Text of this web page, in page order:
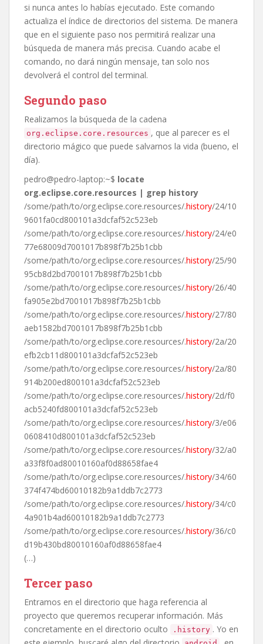
si nunca antes lo habías ejecutado. Este comando
actualiza el índice de directorios del sistema. De manera
que en el siguiente paso nos permitirá realizar una
búsqueda de manera más precisa. Cuando acabe el
comando, no dará ningún mensaje, tan solo nos
devolverá el control del terminal.
Segundo paso
Realizamos la búsqueda de la cadena
org.eclipse.core.resources , que al parecer es el
directorio mágico que puede salvarnos la vida (bueno, el
día).
pedro@pedro-laptop:~$ locate
org.eclipse.core.resources | grep history
/some/path/to/org.eclipse.core.resources/.history/24/10
9601fa0cd800101a3dcfaf52c523eb
/some/path/to/org.eclipse.core.resources/.history/24/e0
77e68009d7001017b898f7b25b1cbb
/some/path/to/org.eclipse.core.resources/.history/25/90
95cb8d2bd7001017b898f7b25b1cbb
/some/path/to/org.eclipse.core.resources/.history/26/40
fa905e2bd7001017b898f7b25b1cbb
/some/path/to/org.eclipse.core.resources/.history/27/80
aeb1582bd7001017b898f7b25b1cbb
/some/path/to/org.eclipse.core.resources/.history/2a/20
efb2cb11d800101a3dcfaf52c523eb
/some/path/to/org.eclipse.core.resources/.history/2a/80
914b200ed800101a3dcfaf52c523eb
/some/path/to/org.eclipse.core.resources/.history/2d/f0
acb5240fd800101a3dcfaf52c523eb
/some/path/to/org.eclipse.core.resources/.history/3/e06
0608410d800101a3dcfaf52c523eb
/some/path/to/org.eclipse.core.resources/.history/32/a0
a33f8f0ad80010160af0d88658fae4
/some/path/to/org.eclipse.core.resources/.history/34/60
374f474bd60010182b9a1ddb7c2773
/some/path/to/org.eclipse.core.resources/.history/34/c0
4a901b4ad60010182b9a1ddb7c2773
/some/path/to/org.eclipse.core.resources/.history/36/c0
d19b430bd80010160af0d88658fae4
(…)
Tercer paso
Entramos en el directorio que haga referencia al
proyecto que queremos recuperar información. Más
concretamente en el directorio oculto
.history . Yo en